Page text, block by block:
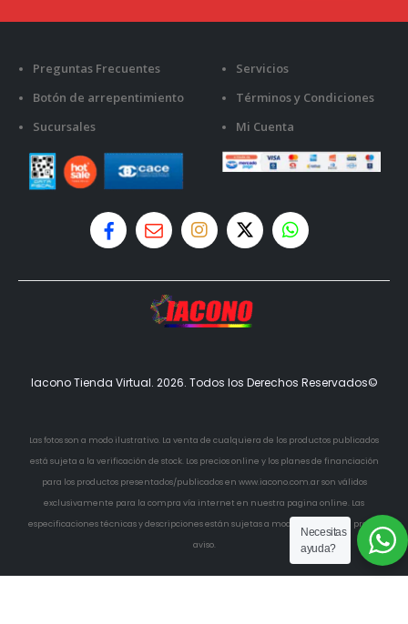
Preguntas Frecuentes
Botón de arrepentimiento
Sucursales
Servicios
Términos y Condiciones
Mi Cuenta
Iacono Tienda Virtual. 2026. Todos los Derechos Reservados©
Las fotos son a modo ilustrativo. La venta de cualquiera de los productos publicados
está sujeta a la verificación de stock. Los precios online y los planes de financiación
para los productos presentados/publicados en www.iacono.com.ar son válidos
exclusivamente para la compra vía internet en nuestra pagina online. Las
especificaciones técnicas y descripciones están sujetas a modificaciones sin previo
aviso.
Necesitas
ayuda?